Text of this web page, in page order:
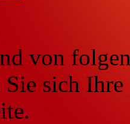
von
sich